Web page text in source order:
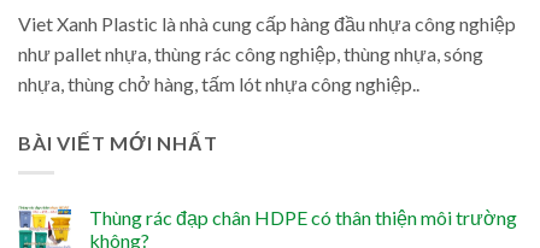
Viet Xanh Plastic là nhà cung cấp hàng đầu nhựa công nghiệp
như pallet nhựa, thùng rác công nghiệp, thùng nhựa, sóng
nhựa, thùng chở hàng, tấm lót nhựa công nghiệp..
BÀI VIẾT MỚI NHẤT
Thùng rác đạp chân HDPE có thân thiện môi trường
không?